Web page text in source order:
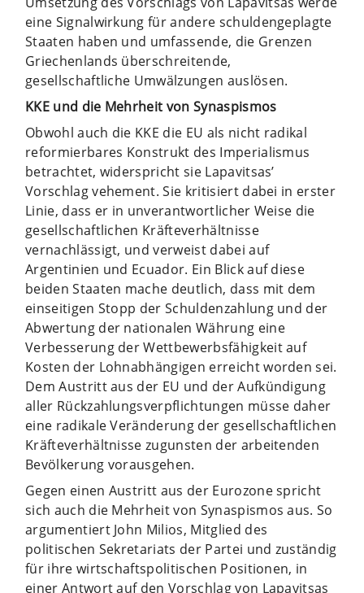
eine Signalwirkung für andere schuldengeplagte
Staaten haben und umfassende, die Grenzen
Griechenlands überschreitende,
gesellschaftliche Umwälzungen auslösen.
KKE und die Mehrheit von Synaspismos
Obwohl auch die KKE die EU als nicht radikal
reformierbares Konstrukt des Imperialismus
betrachtet, widerspricht sie Lapavitsas’
Vorschlag vehement. Sie kritisiert dabei in erster
Linie, dass er in unverantwortlicher Weise die
gesellschaftlichen Kräfteverhältnisse
vernachlässigt, und verweist dabei auf
Argentinien und Ecuador. Ein Blick auf diese
beiden Staaten mache deutlich, dass mit dem
einseitigen Stopp der Schuldenzahlung und der
Abwertung der nationalen Währung eine
Verbesserung der Wettbewerbsfähigkeit auf
Kosten der Lohnabhängigen erreicht worden sei.
Dem Austritt aus der EU und der Aufkündigung
aller Rückzahlungsverpflichtungen müsse daher
eine radikale Veränderung der gesellschaftlichen
Kräfteverhältnisse zugunsten der arbeitenden
Bevölkerung vorausgehen.
Gegen einen Austritt aus der Eurozone spricht
sich auch die Mehrheit von Synaspismos aus. So
argumentiert John Milios, Mitglied des
politischen Sekretariats der Partei und zuständig
für ihre wirtschaftspolitischen Positionen, in
einer Antwort auf den Vorschlag von Lapavitsas